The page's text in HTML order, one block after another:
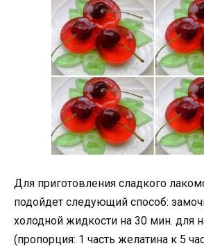
Для приготовления сладкого
подойдет следующий способ:
холодной жидкости на 30 мин. для
(пропорция: 1 часть желатина к 5